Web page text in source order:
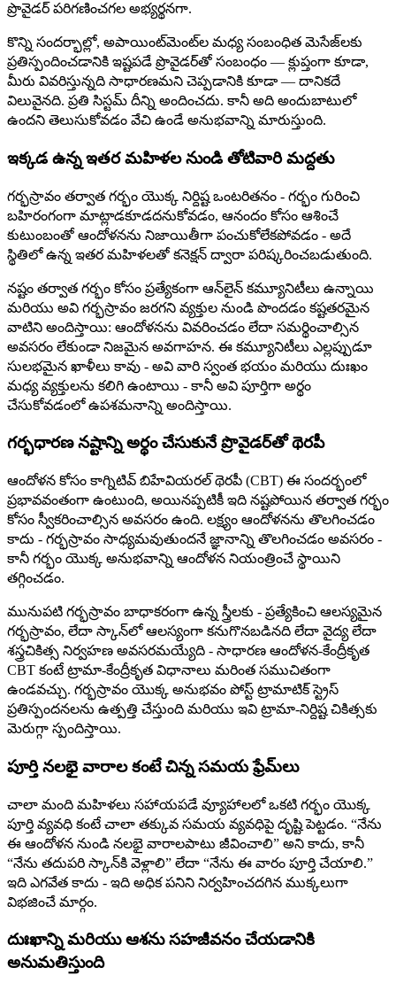
ప్రొవైడర్ పరిగణించగల అభ్యర్థనగా.
కొన్ని సందర్భాల్లో, అపాయింట్‌మెంట్‌ల మధ్య సంబంధిత మెసేజ్‌లకు
ప్రతిస్పందించడానికి ఇష్టపడే ప్రొవైడర్‌తో సంబంధం — క్లుప్తంగా కూడా,
మీరు వివరిస్తున్నది సాధారణమని చెప్పడానికి కూడా — దానికదే
విలువైనది. ప్రతి సిస్టమ్ దీన్ని అందించదు. కానీ అది అందుబాటులో
ఉందని తెలుసుకోవడం వేచి ఉండే అనుభవాన్ని మారుస్తుంది.
ఇక్కడ ఉన్న ఇతర మహిళల నుండి తోటివారి మద్దతు
గర్భస్రావం తర్వాత గర్భం యొక్క నిర్దిష్ట ఒంటరితనం - గర్భం గురించి
బహిరంగంగా మాట్లాడకూడదనుకోవడం, ఆనందం కోసం ఆశించే
కుటుంబంతో ఆందోళనను నిజాయితీగా పంచుకోలేకపోవడం - అదే
స్థితిలో ఉన్న ఇతర మహిళలతో కనెక్షన్ ద్వారా పరిష్కరించబడుతుంది.
నష్టం తర్వాత గర్భం కోసం ప్రత్యేకంగా ఆన్‌లైన్ కమ్యూనిటీలు ఉన్నాయి
మరియు అవి గర్భస్రావం జరగని వ్యక్తుల నుండి పొందడం కష్టతరమైన
వాటిని అందిస్తాయి: ఆందోళనను వివరించడం లేదా సమర్థించాల్సిన
అవసరం లేకుండా నిజమైన అవగాహన. ఈ కమ్యూనిటీలు ఎల్లప్పుడూ
సులభమైన ఖాళీలు కావు - అవి వారి స్వంత భయం మరియు దుఃఖం
మధ్య వ్యక్తులను కలిగి ఉంటాయి - కానీ అవి పూర్తిగా అర్థం
చేసుకోవడంలో ఉపశమనాన్ని అందిస్తాయి.
గర్భధారణ నష్టాన్ని అర్థం చేసుకునే ప్రొవైడర్‌తో థెరపీ
ఆందోళన కోసం కాగ్నిటివ్ బిహేవియరల్ థెరపీ (CBT) ఈ సందర్భంలో
ప్రభావవంతంగా ఉంటుంది, అయినప్పటికీ ఇది నష్టపోయిన తర్వాత గర్భం
కోసం స్వీకరించాల్సిన అవసరం ఉంది. లక్ష్యం ఆందోళనను తొలగించడం
కాదు - గర్భస్రావం సాధ్యమవుతుందనే జ్ఞానాన్ని తొలగించడం అవసరం -
కానీ గర్భం యొక్క అనుభవాన్ని ఆందోళన నియంత్రించే స్థాయిని
తగ్గించడం.
మునుపటి గర్భస్రావం బాధాకరంగా ఉన్న స్త్రీలకు - ప్రత్యేకించి ఆలస్యమైన
గర్భస్రావం, లేదా స్కాన్‌లో ఆలస్యంగా కనుగొనబడినది లేదా వైద్య లేదా
శస్త్రచికిత్స నిర్వహణ అవసరమయ్యేది - సాధారణ ఆందోళన-కేంద్రీకృత
CBT కంటే ట్రామా-కేంద్రీకృత విధానాలు మరింత సముచితంగా
ఉండవచ్చు. గర్భస్రావం యొక్క అనుభవం పోస్ట్ ట్రామాటిక్ స్ట్రెస్
ప్రతిస్పందనలను ఉత్పత్తి చేస్తుంది మరియు ఇవి ట్రామా-నిర్దిష్ట చికిత్సకు
మెరుగ్గా స్పందిస్తాయి.
పూర్తి నలభై వారాల కంటే చిన్న సమయ ఫ్రేమ్‌లు
చాలా మంది మహిళలు సహాయపడే వ్యూహాలలో ఒకటి గర్భం యొక్క
పూర్తి వ్యవధి కంటే చాలా తక్కువ సమయ వ్యవధిపై దృష్టి పెట్టడం. “నేను
ఈ ఆందోళన నుండి నలభై వారాలపాటు జీవించాలి” అని కాదు, కానీ
“నేను తదుపరి స్కాన్‌కి వెళ్లాలి” లేదా “నేను ఈ వారం పూర్తి చేయాలి.”
ఇది ఎగవేత కాదు - ఇది అధిక పనిని నిర్వహించదగిన ముక్కలుగా
విభజించే మార్గం.
దుఃఖాన్ని మరియు ఆశను సహజీవనం చేయడానికి
అనుమతిస్తుంది